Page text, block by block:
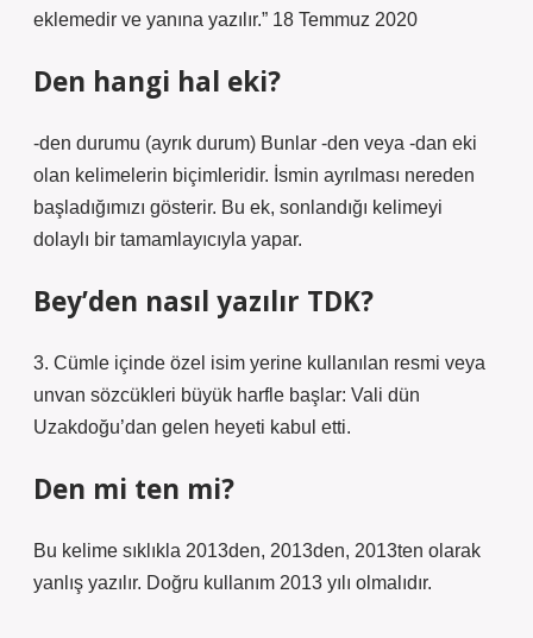
eklemedir ve yanına yazılır.” 18 Temmuz 2020
Den hangi hal eki?
-den durumu (ayrık durum) Bunlar -den veya -dan eki
olan kelimelerin biçimleridir. İsmin ayrılması nereden
başladığımızı gösterir. Bu ek, sonlandığı kelimeyi
dolaylı bir tamamlayıcıyla yapar.
Bey’den nasıl yazılır TDK?
3. Cümle içinde özel isim yerine kullanılan resmi veya
unvan sözcükleri büyük harfle başlar: Vali dün
Uzakdoğu’dan gelen heyeti kabul etti.
Den mi ten mi?
Bu kelime sıklıkla 2013den, 2013den, 2013ten olarak
yanlış yazılır. Doğru kullanım 2013 yılı olmalıdır.